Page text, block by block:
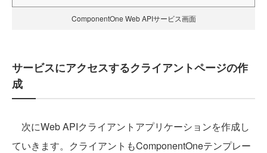
ComponentOne Web APIサービス画面
サービスにアクセスするクライアントページの作
成
次にWeb APIクライアントアプリケーションを作成し
ていきます。クライアントもComponentOneテンプレー